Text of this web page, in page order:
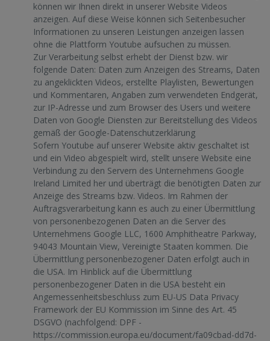
können wir Ihnen direkt in unserer Website Videos
anzeigen. Auf diese Weise können sich Seitenbesucher
Informationen zu unseren Leistungen anzeigen lassen
ohne die Plattform Youtube aufsuchen zu müssen.
Zur Verarbeitung selbst erhebt der Dienst bzw. wir
folgende Daten: Daten zum Anzeigen des Streams, Daten
zu angeklickten Videos, erstellte Playlisten, Bewertungen
und Kommentaren, Angaben zum verwendeten Endgerät,
zur IP-Adresse und zum Browser des Users und weitere
Daten von Google Diensten zur Bereitstellung des Videos
gemäß der Google-Datenschutzerklärung
Sofern Youtube auf unserer Website aktiv geschaltet ist
und ein Video abgespielt wird, stellt unsere Website eine
Verbindung zu den Servern des Unternehmens Google
Ireland Limited her und überträgt die benötigten Daten zur
Anzeige des Streams bzw. Videos. Im Rahmen der
Auftragsverarbeitung kann es auch zu einer Übermittlung
von personenbezogenen Daten an die Server des
Unternehmens Google LLC, 1600 Amphitheatre Parkway,
94043 Mountain View, Vereinigte Staaten kommen. Die
Übermittlung personenbezogener Daten erfolgt auch in
die USA. Im Hinblick auf die Übermittlung
personenbezogener Daten in die USA besteht ein
Angemessenheitsbeschluss zum EU-US Data Privacy
Framework der EU Kommission im Sinne des Art. 45
DSGVO (nachfolgend: DPF -
https://commission.europa.eu/document/fa09cbad-dd7d-